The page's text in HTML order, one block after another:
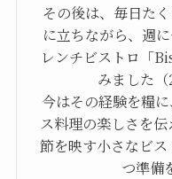
その後は、毎日た
に立ちながら、週
レンチビストロ「
みました（
今はその経験を糧
ス料理の楽しさを
節を映す小さなビ
つ準備